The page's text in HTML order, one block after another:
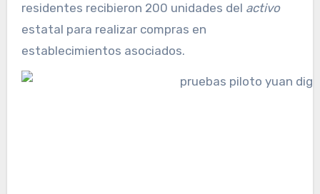
residentes recibieron 200 unidades del activo
estatal para realizar compras en
establecimientos asociados.